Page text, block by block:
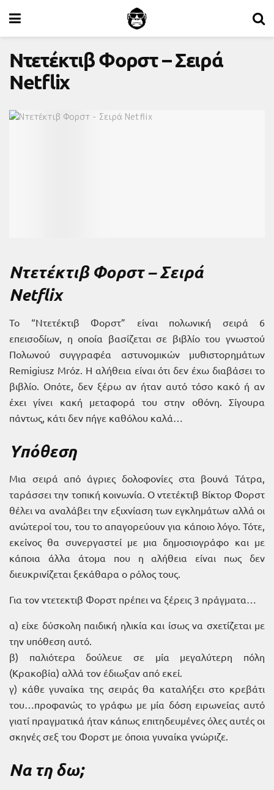
Ντετέκτιβ Φορστ – Σειρά
Netflix
Ντετέκτιβ Φορστ – Σειρά
Netflix
Το “Ντετέκτιβ Φορστ” είναι πολωνική σειρά 6
επεισοδίων, η οποία βασίζεται σε βιβλίο του γνωστού
Πολωνού συγγραφέα αστυνομικών μυθιστορημάτων
Remigiusz Mróz. Η αλήθεια είναι ότι δεν έχω διαβάσει το
βιβλίο. Οπότε, δεν ξέρω αν ήταν αυτό τόσο κακό ή αν
έχει γίνει κακή μεταφορά του στην οθόνη. Σίγουρα
πάντως, κάτι δεν πήγε καθόλου καλά…
Υπόθεση
Mια σειρά από άγριες δολοφονίες στα βουνά Τάτρα,
ταράσσει την τοπική κοινωνία. Ο ντετέκτιβ Βίκτορ Φορστ
θέλει να αναλάβει την εξιχνίαση των εγκλημάτων αλλά οι
ανώτεροί του, του το απαγορεύουν για κάποιο λόγο. Τότε,
εκείνος θα συνεργαστεί με μια δημοσιογράφο και με
κάποια άλλα άτομα που η αλήθεια είναι πως δεν
διευκρινίζεται ξεκάθαρα ο ρόλος τους.
Για τον ντετεκτιβ Φορστ πρέπει να ξέρεις 3 πράγματα…
α) είχε δύσκολη παιδική ηλικία και ίσως να σχετίζεται με
την υπόθεση αυτό.
β) παλιότερα δούλευε σε μία μεγαλύτερη πόλη
(Κρακοβία) αλλά τον έδιωξαν από εκεί.
γ) κάθε γυναίκα της σειράς θα καταλήξει στο κρεβάτι
του…προφανώς το γράφω με μία δόση ειρωνείας αυτό
γιατί πραγματικά ήταν κάπως επιτηδευμένες όλες αυτές οι
σκηνές σεξ του Φορστ με όποια γυναίκα γνώριζε.
Να τη δω;